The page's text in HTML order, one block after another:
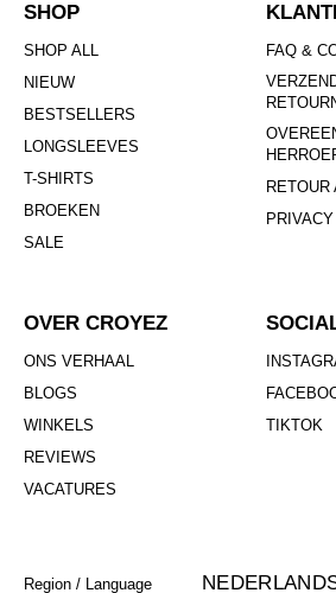
SHOP
SHOP ALL
NIEUW
BESTSELLERS
LONGSLEEVES
T-SHIRTS
BROEKEN
SALE
FAQ &
RETOUR
PRIVACY
OVER CROYEZ
ONS VERHAAL
BLOGS
WINKELS
REVIEWS
VACATURES
TIKTOK
Region / Language